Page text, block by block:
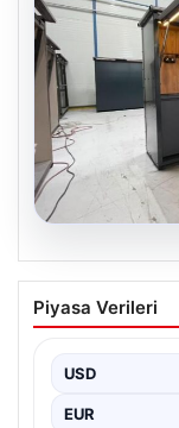
Açık Hava
bahçe
alanlarından
uyumlu…
Piyasa Verileri
USD
EUR